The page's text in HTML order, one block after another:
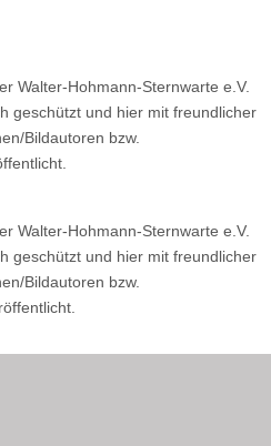
Walter-Hohmann-Sternwarte e.V.
geschützt und hier mit freundlicher
Bildautoren bzw.
Walter-Hohmann-Sternwarte e.V.
geschützt und hier mit freundlicher
Bildautoren bzw.